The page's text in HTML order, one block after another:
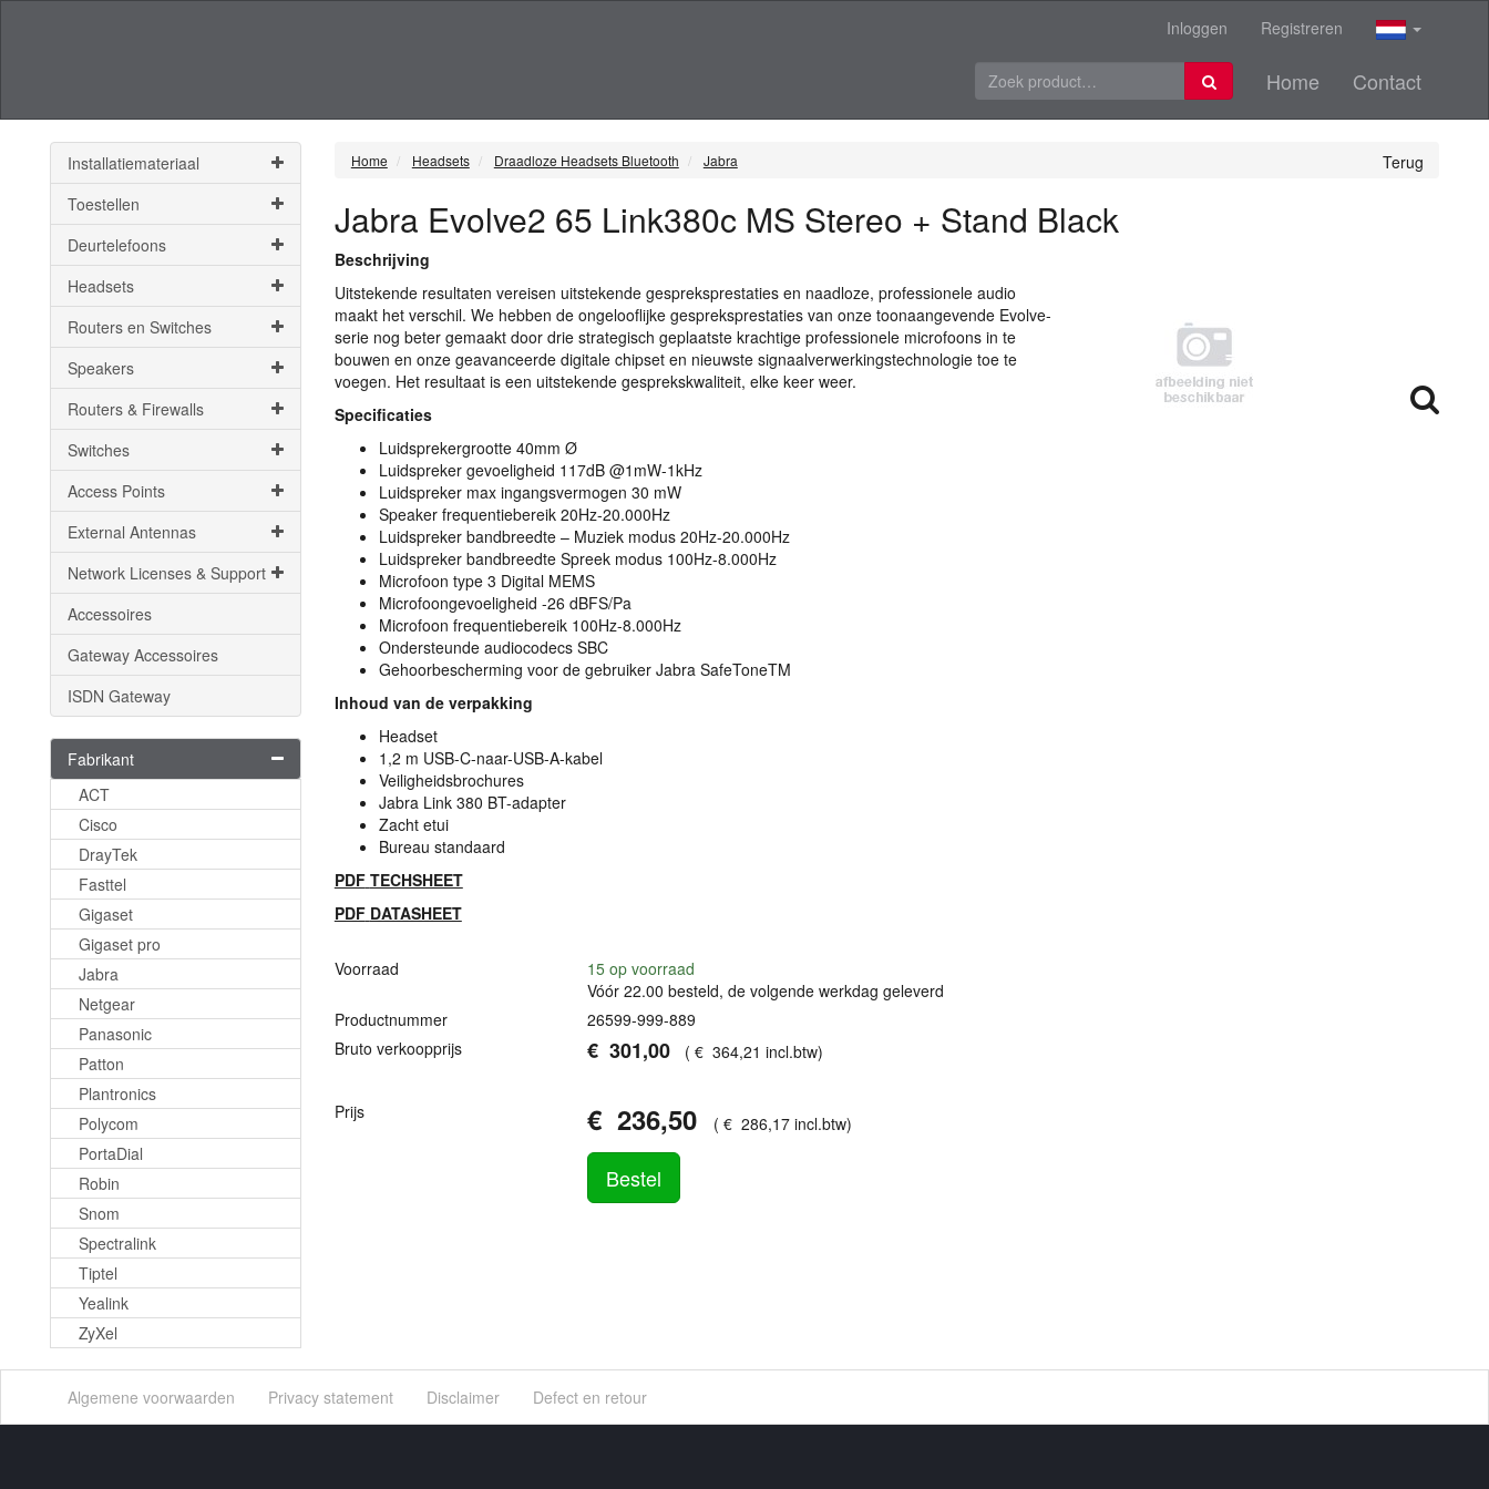
Inloggen Registreren
Home Contact
Installatiemateriaal
Toestellen
Deurtelefoons
Headsets
Routers en Switches
Speakers
Routers & Firewalls
Switches
Access Points
External Antennas
Network Licenses & Support
Accessoires
Gateway Accessoires
ISDN Gateway
Fabrikant
ACT
Cisco
DrayTek
Fasttel
Gigaset
Gigaset pro
Jabra
Netgear
Panasonic
Patton
Plantronics
Polycom
PortaDial
Robin
Snom
Spectralink
Tiptel
Yealink
ZyXel
Terug
Home Headsets Draadloze Headsets Bluetooth Jabra
Jabra Evolve2 65 Link380c MS Stereo + Stand Black
Beschrijving
Uitstekende resultaten vereisen uitstekende gespreksprestaties en naadloze, professionele audio
maakt het verschil. We hebben de ongelooflijke gespreksprestaties van onze toonaangevende Evolve-
serie nog beter gemaakt door drie strategisch geplaatste krachtige professionele microfoons in te
bouwen en onze geavanceerde digitale chipset en nieuwste signaalverwerkingstechnologie toe te
voegen. Het resultaat is een uitstekende gesprekskwaliteit, elke keer weer.
Specificaties
Luidsprekergrootte 40mm Ø
Luidspreker gevoeligheid 117dB @1mW-1kHz
Luidspreker max ingangsvermogen 30 mW
Speaker frequentiebereik 20Hz-20.000Hz
Luidspreker bandbreedte – Muziek modus 20Hz-20.000Hz
Luidspreker bandbreedte Spreek modus 100Hz-8.000Hz
Microfoon type 3 Digital MEMS
Microfoongevoeligheid -26 dBFS/Pa
Microfoon frequentiebereik 100Hz-8.000Hz
Ondersteunde audiocodecs SBC
Gehoorbescherming voor de gebruiker Jabra SafeToneTM
Inhoud van de verpakking
Headset
1,2 m USB-C-naar-USB-A-kabel
Veiligheidsbrochures
Jabra Link 380 BT-adapter
Zacht etui
Bureau standaard
PDF TECHSHEET
PDF DATASHEET
Voorraad 15op voorraad
Vóór 22.00 besteld, de volgende werkdag geleverd
Productnummer
26599-999-889
Bruto verkoopprijs
€ 301,00 (€ 364,21 incl.btw)
Prijs € 236,50 (€ 286,17 incl.btw)
Bestel
Algemene voorwaarden Privacy statement Disclaimer Defect en retour